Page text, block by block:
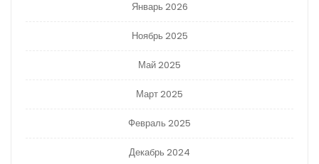
Январь 2026
Ноябрь 2025
Май 2025
Март 2025
Февраль 2025
Декабрь 2024